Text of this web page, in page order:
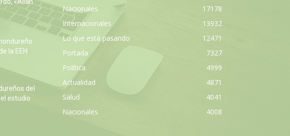
«Allan
la EEH
del
estudio
Nacionales
17178
Internacionales
13932
Lo que está pasando
12471
Portada
7327
Política
4999
Actualidad
4871
Salud
4041
Nacionales
4008